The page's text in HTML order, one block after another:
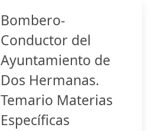
Bombero-
Conductor del
Ayuntamiento de
Dos Hermanas.
Temario Materias
Específicas